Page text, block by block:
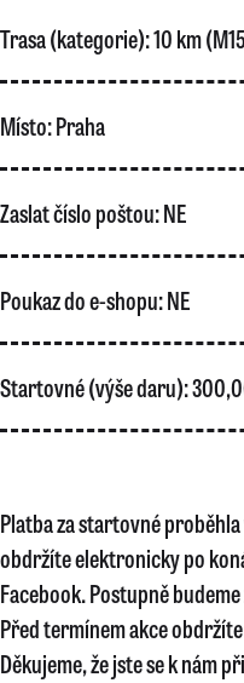
Trasa (kategorie):10 km
Místo:Praha
Zaslat číslo poštou:NE
Poukaz do e-shopu:NE
Startovné (výše daru):
Platba za startovné
obdržíte elektronicky po
Facebook. Postupně
Před termínem akce
Děkujeme, že jste se k nám